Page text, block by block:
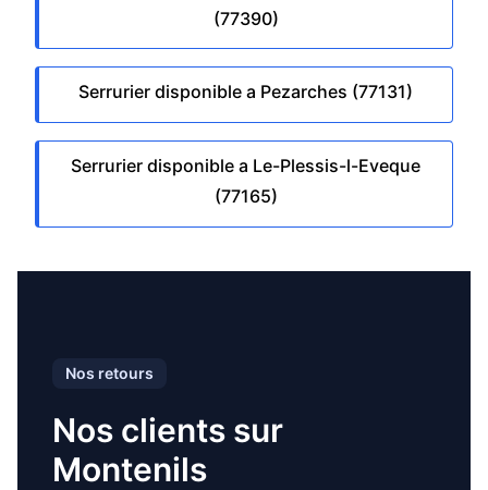
(77390)
Serrurier disponible a Pezarches (77131)
Serrurier disponible a Le-Plessis-l-Eveque
(77165)
Nos retours
Nos clients sur
Montenils